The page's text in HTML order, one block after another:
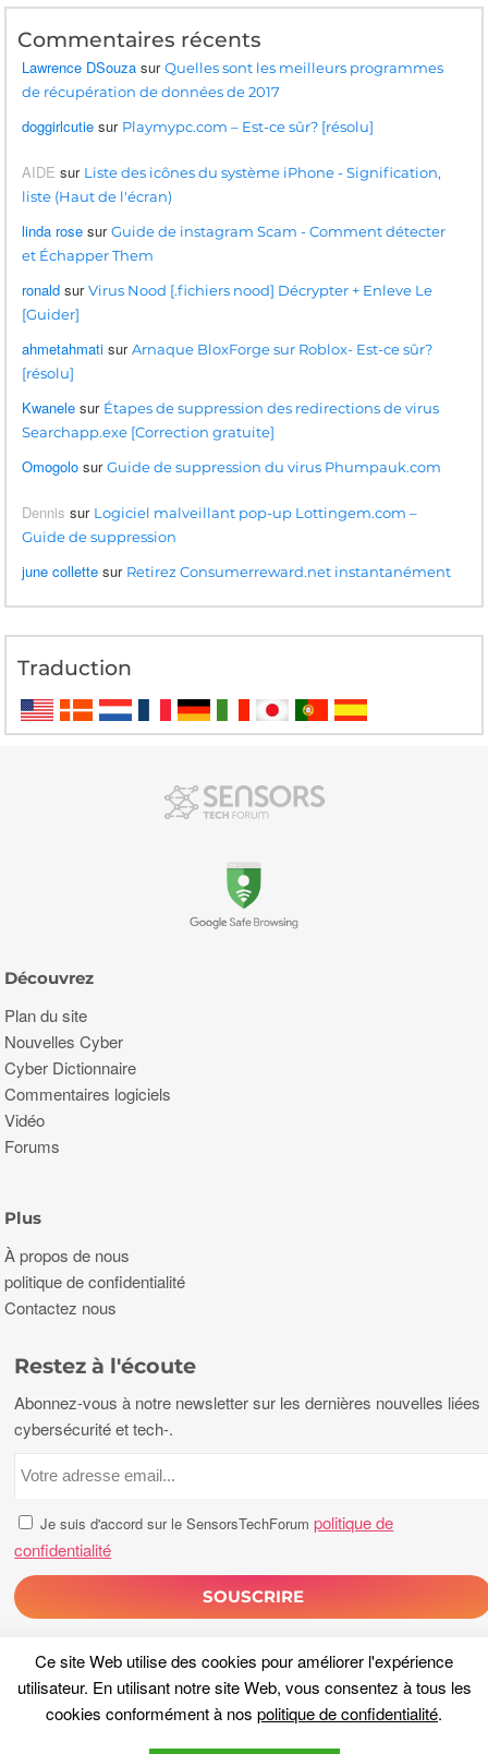
Commentaires récents
Lawrence DSouza surQuelles sont les meilleurs programmes
de récupération de données de 2017
doggirlcutie sur Playmypc.com – Est-ce sûr? [résolu]
AIDE sur Liste des icônes du système iPhone - Signification,
liste (Haut de l'écran)
linda rose surGuide de instagram Scam - Comment détecter
et Échapper Them
ronald surVirus Nood [.fichiers nood] Décrypter + Enleve Le
[Guider]
ahmetahmati surArnaque BloxForge sur Roblox- Est-ce sûr?
[résolu]
Kwanele sur Étapes de suppression des redirections de virus
Searchapp.exe [Correction gratuite]
Omogolo surGuide de suppression du virus Phumpauk.com
Dennis sur Logiciel malveillant pop-up Lottingem.com –
Guide de suppression
june collette sur Retirez Consumerreward.net instantanément
Traduction
Ce site Web utilise des cookies pour améliorer l'expérience
utilisateur. En utilisant notre site Web, vous consentez à tous les
cookies conformément à nos politique de confidentialité.
Découvrez
Plan du site
Nouvelles Cyber
Cyber Dictionnaire
Commentaires logiciels
Vidéo
Forums
Plus
À propos de nous
politique de confidentialité
Contactez nous
Restez à l'écoute
Abonnez-vous à notre newsletter sur les dernières nouvelles liées
cybersécurité et tech-.
Je suis d'accord sur le SensorsTechForumpolitique de
confidentialité